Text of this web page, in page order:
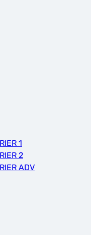
1
2
ADV